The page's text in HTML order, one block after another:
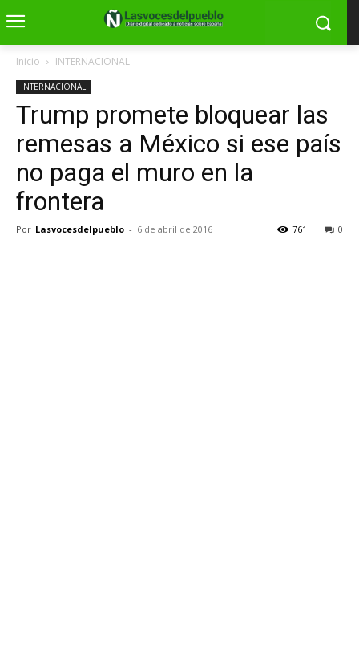
Inicio INTERNACIONAL
INTERNACIONAL
Trump promete bloquear las
remesas a México si ese país
no paga el muro en la
frontera
Por Lasvocesdelpueblo - 6 de abril de 2016 0
761